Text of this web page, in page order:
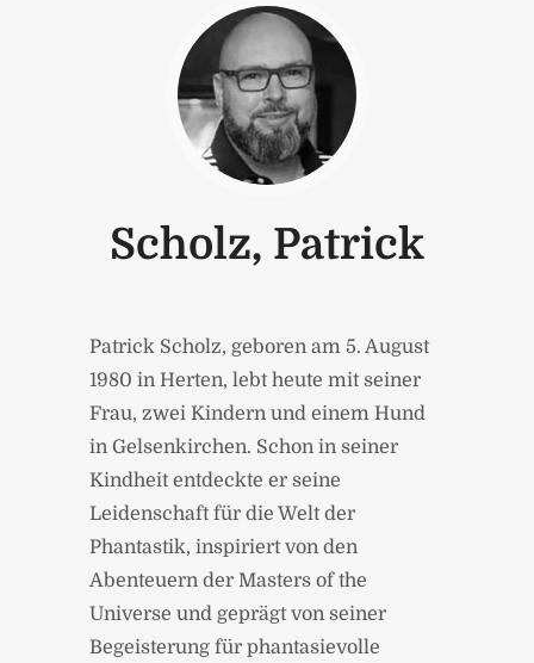
Scholz, Patrick
Patrick Scholz, geboren am 5. August
1980 in Herten, lebt heute mit seiner
Frau, zwei Kindern und einem Hund
in Gelsenkirchen. Schon in seiner
Kindheit entdeckte er seine
Leidenschaft für die Welt der
Phantastik, inspiriert von den
Abenteuern der Masters of the
Universe und geprägt von seiner
Begeisterung für phantasievolle